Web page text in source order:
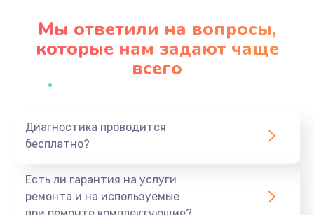
Заказать
Профилактическая чистка
Заказать
Мы ответили на вопросы,
которые нам задают чаще
всего
Диагностика проводится
бесплатно?
Есть ли гарантия на услуги
ремонта и на используемые